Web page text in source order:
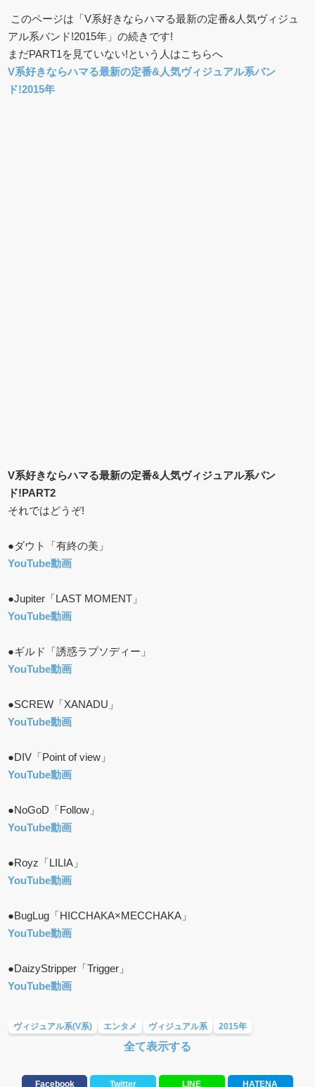
このページは「V系好きならハマる最新の定番&人気ヴィジュ
アル系バンド!2015年」の続きです!
まだPART1を見ていない!という人はこちらへ
V系好きならハマる最新の定番&人気ヴィジュアル系バン
ド!2015年
V系好きならハマる最新の定番&人気ヴィジュアル系バン
ド!PART2
それではどうぞ!
●ダウト「有終の美」
YouTube動画
●Jupiter「LAST MOMENT」
YouTube動画
●ギルド「誘惑ラプソディー」
YouTube動画
●SCREW「XANADU」
YouTube動画
●DIV「Point of view」
YouTube動画
●NoGoD「Follow」
YouTube動画
●Royz「LILIA」
YouTube動画
●BugLug「HICCHAKA×MECCHAKA」
YouTube動画
●DaizyStripper「Trigger」
YouTube動画
ヴィジュアル系(V系) エンタメ ヴィジュアル系 2015年
男性ボーカル かっこいい
全て表示する
Facebook Twitter LINE HATENA